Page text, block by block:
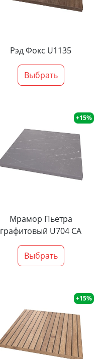
Рэд Фокс U1135
Выбрать
+15%
Мрамор Пьетра
графитовый U704 CA
Выбрать
+15%